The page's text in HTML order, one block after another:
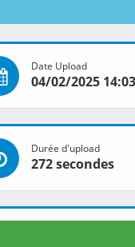
Date Upload
04/02/2025 14:03
Durée d'upload
272 secondes